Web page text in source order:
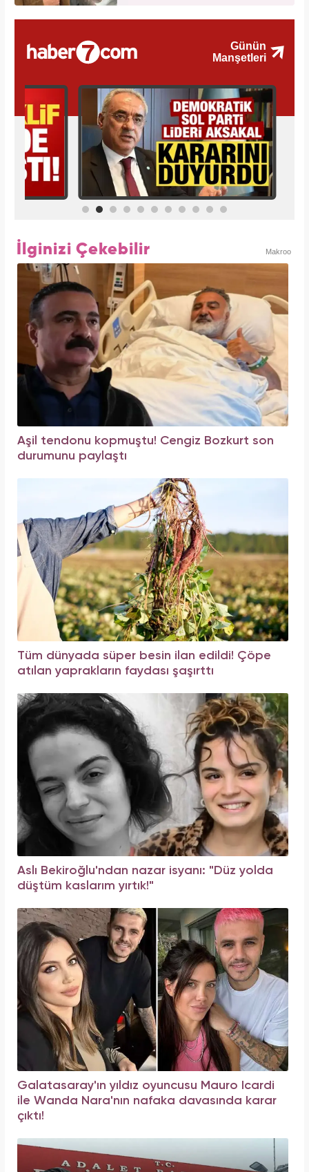
İlginizi Çekebilir Makroo
Aşil tendonu kopmuştu! Cengiz Bozkurt son
durumunu paylaştı
Tüm dünyada süper besin ilan edildi! Çöpe
atılan yaprakların faydası şaşırttı
Aslı Bekiroğlu'ndan nazar isyanı: "Düz yolda
düştüm kaslarım yırtık!"
Galatasaray'ın yıldız oyuncusu Mauro Icardi
ile Wanda Nara'nın nafaka davasında karar
çıktı!